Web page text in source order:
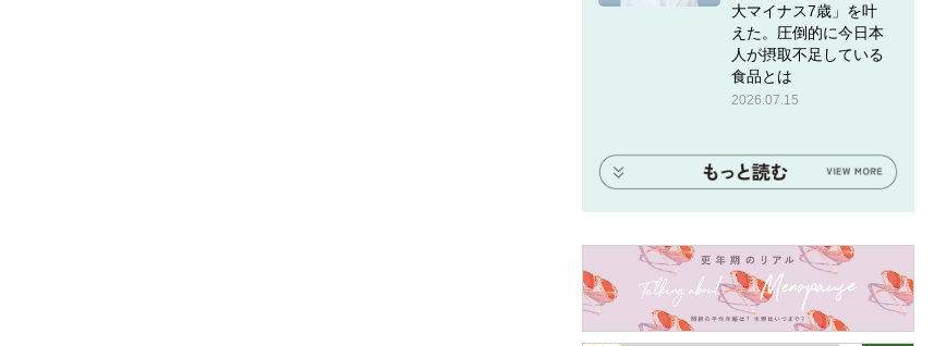
大マイナス7歳」を叶
えた。圧倒的に今日本
人が摂取不足している
食品とは
2026.07.15